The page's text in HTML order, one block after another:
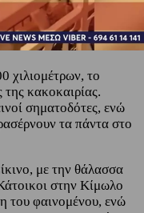
χιλιομέτρων, το
κακοκαιρίας.
σηματοδότες, ενώ
τα πάντα στο
με την θάλασσα
στην Κίμωλο
του φαινομένου, ενώ